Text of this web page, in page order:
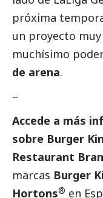
próxima
un proyecto
muchísimo
de arena.
–
Accede a más
sobre Burger
Restaurant
marcas Burger
Hortons® en